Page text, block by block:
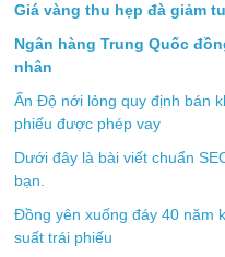
Giá vàng thu hẹp đà giảm
Ngân hàng Trung Quốc
nhân
Ấn Độ nới lỏng quy định bán
phiếu được phép vay
Dưới đây là bài viết chuẩn
bạn.
Đồng yên xuống đáy 40 năm
suất trái phiếu